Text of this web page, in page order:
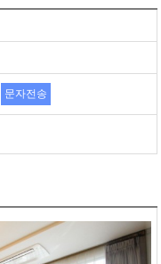
문자전송